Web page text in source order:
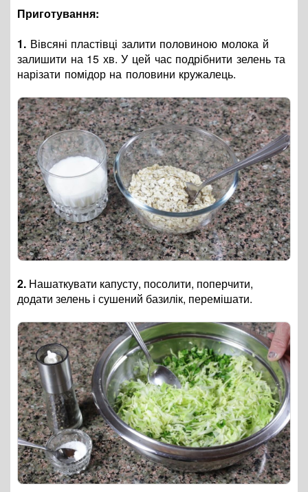
Приготування:
1. Вівсяні пластівці залити половиною молока й
залишити на 15 хв. У цей час подрібнити зелень та
нарізати помідор на половини кружалець.
2. Нашаткувати капусту, посолити, поперчити,
додати зелень і сушений базилік, перемішати.